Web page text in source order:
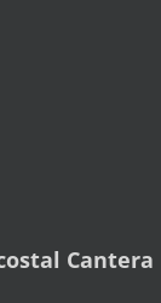
Cantera